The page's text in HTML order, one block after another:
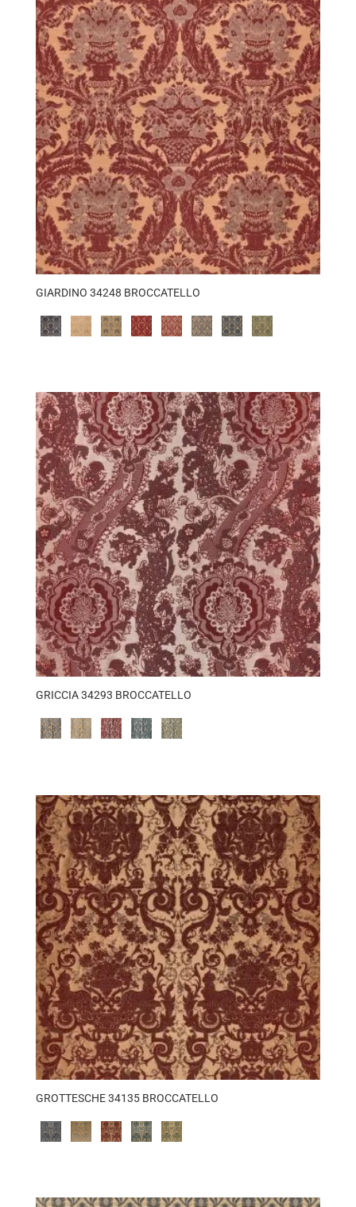
GIARDINO 34248 BROCCATELLO
GRICCIA 34293 BROCCATELLO
GROTTESCHE 34135 BROCCATELLO